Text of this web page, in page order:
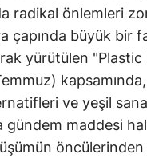
radikal önlemleri
çapında büyük bir
yürütülen "Plastic
ve yeşil
gündem maddesi